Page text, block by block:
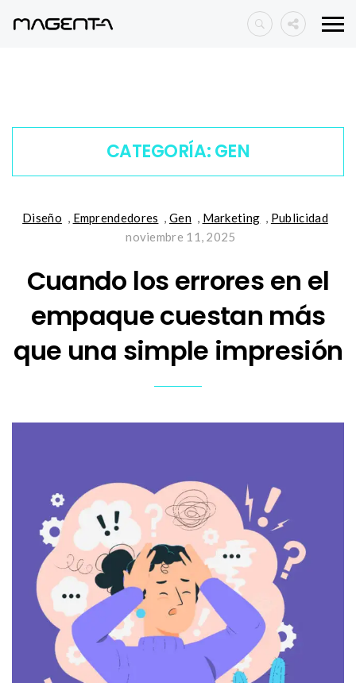
CATEGORÍA:GEN
Diseño , Emprendedores ,Gen , Marketing , Publicidad
noviembre 11, 2025
Cuando los errores en el
empaque cuestan más
que una simple impresión